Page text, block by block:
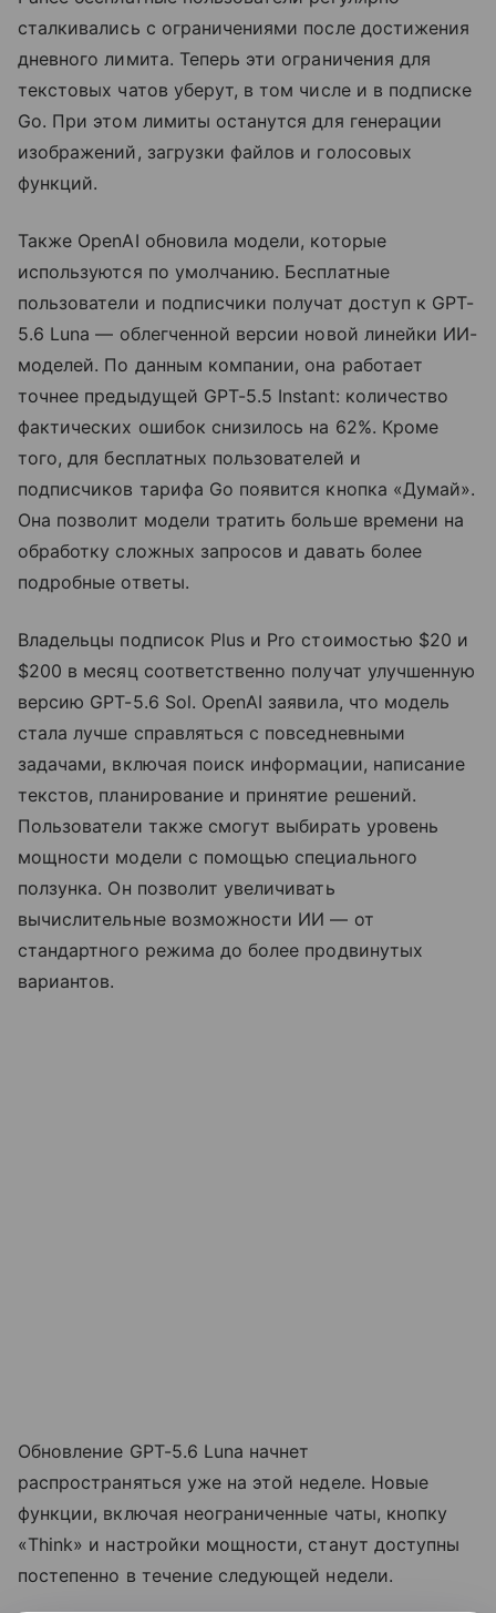
сталкивались с ограничениями после достижения
дневного лимита. Теперь эти ограничения для
текстовых чатов уберут, в том числе и в подписке
Go. При этом лимиты останутся для генерации
изображений, загрузки файлов и голосовых
функций.
Также OpenAI обновила модели, которые
используются по умолчанию. Бесплатные
пользователи и подписчики получат доступ к GPT-
5.6 Luna — облегченной версии новой линейки ИИ-
моделей. По данным компании, она работает
точнее предыдущей GPT-5.5 Instant: количество
фактических ошибок снизилось на 62%. Кроме
того, для бесплатных пользователей и
подписчиков тарифа Go появится кнопка «Думай».
Она позволит модели тратить больше времени на
обработку сложных запросов и давать более
подробные ответы.
Владельцы подписок Plus и Pro стоимостью $20 и
$200 в месяц соответственно получат улучшенную
версию GPT-5.6 Sol. OpenAI заявила, что модель
стала лучше справляться с повседневными
задачами, включая поиск информации, написание
текстов, планирование и принятие решений.
Пользователи также смогут выбирать уровень
мощности модели с помощью специального
ползунка. Он позволит увеличивать
вычислительные возможности ИИ — от
стандартного режима до более продвинутых
вариантов.
Обновление GPT-5.6 Luna начнет
распространяться уже на этой неделе. Новые
функции, включая неограниченные чаты, кнопку
«Think» и настройки мощности, станут доступны
постепенно в течение следующей недели.